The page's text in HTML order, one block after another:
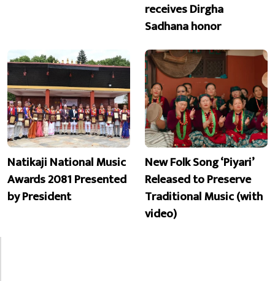
receives Dirgha
Sadhana honor
Natikaji National Music
Awards 2081 Presented
by President
New Folk Song ‘Piyari’
Released to Preserve
Traditional Music (with
video)